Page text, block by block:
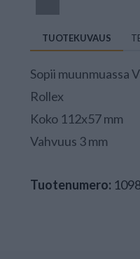
TUOTEKUVAUS
Sopii muunmuassa
Rollex
Koko 112x57 mm
Vahvuus 3 mm
Tuotenumero: